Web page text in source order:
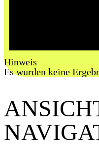
Hinweis
Es wurden keine